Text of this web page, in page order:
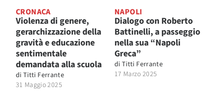
CRONACA
Violenza di genere,
gerarchizzazione della
gravità e educazione
sentimentale
demandata alla scuola
di Titti Ferrante
31 Maggio 2025
NAPOLI
Dialogo con Roberto
Battinelli, a passeggio
nella sua “Napoli
Greca”
di Titti Ferrante
17 Marzo 2025